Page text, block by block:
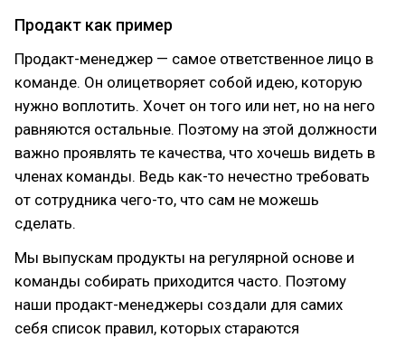
Продакт как пример
Продакт-менеджер — самое ответственное лицо в
команде. Он олицетворяет собой идею, которую
нужно воплотить. Хочет он того или нет, но на него
равняются остальные. Поэтому на этой должности
важно проявлять те качества, что хочешь видеть в
членах команды. Ведь как-то нечестно требовать
от сотрудника чего-то, что сам не можешь
сделать.
Мы выпускам продукты на регулярной основе и
команды собирать приходится часто. Поэтому
наши продакт-менеджеры создали для самих
себя список правил, которых стараются